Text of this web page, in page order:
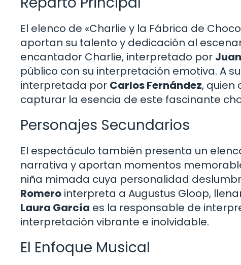
El elenco de «Charlie y la Fábrica de
aportan su talento y dedicación al
encantador Charlie, interpretado por
público con su interpretación emotiva. A
interpretada por Carlos Fernández, quien
capturar la esencia de este fascinante
Personajes Secundarios
El espectáculo también presenta un
narrativa y aportan momentos
niña mimada cuya personalidad
Romero interpreta a Augustus Gloop,
Laura García es la responsable de
interpretación vibrante e inolvidable.
El Enfoque Musical